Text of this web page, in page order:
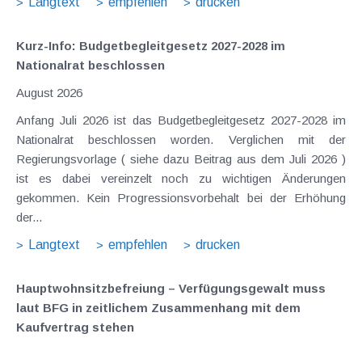
Kurz-Info: Budgetbegleitgesetz 2027-2028 im
Nationalrat beschlossen
August 2026
Anfang Juli 2026 ist das Budgetbegleitgesetz 2027-2028 im
Nationalrat beschlossen worden. Verglichen mit der
Regierungsvorlage ( siehe dazu Beitrag aus dem Juli 2026 )
ist es dabei vereinzelt noch zu wichtigen Änderungen
gekommen. Kein Progressionsvorbehalt bei der Erhöhung
der...
Langtext
empfehlen drucken
Hauptwohnsitz​­befreiung – Verfügungsgewalt muss
laut BFG in zeitlichem Zusammenhang mit dem
Kaufvertrag stehen